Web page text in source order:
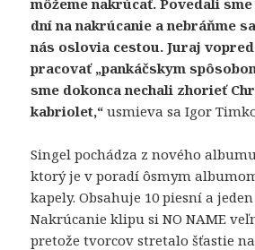
dní na nakrúcanie a nebráňme
nás oslovia cestou. Juraj
pracovať „pankáčskym
sme dokonca nechali zhorieť
kabriolet,“ usmieva sa Igor
Singel pochádza z nového
ktorý je v poradí ôsmym
kapely. Obsahuje 10 piesní a
Nakrúcanie klipu si NO NAME
pretože tvorcov stretalo šťastie